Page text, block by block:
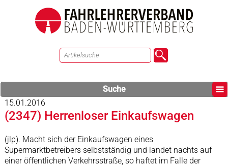
Suche
15.01.2016
(2347) Herrenloser Einkaufswagen
(jlp). Macht sich der Einkaufswagen eines
Supermarktbetreibers selbstständig und landet nachts auf
einer öffentlichen Verkehrsstraße, so haftet im Falle der